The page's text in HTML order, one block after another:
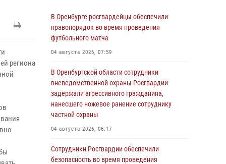
региона
В Оренбурге росгвардейцы обеспечили
правопорядок во время проведения
футбольного матча
04 августа 2026, 07:59
В Оренбургской области сотрудники
вневедомственной охраны Росгвардии
задержали агрессивного гражданина,
нанесшего ножевое ранение сотруднику
частной охраны
04 августа 2026, 06:17
Сотрудники Росгвардии обеспечили
безопасность во время проведения